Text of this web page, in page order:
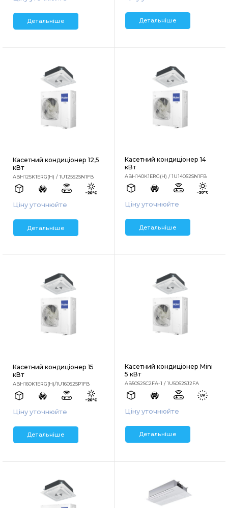
Детальніше Детальніше
Касетний кондиціонер 12,5
кВт
ABH125K1ERG(H) / 1U125S2SN1FB
Ціну уточнюйте
Детальніше
Касетний кондиціонер 14
кВт
ABH140K1ERG(H) / 1U140S2SN1FB
Ціну уточнюйте
Детальніше
Касетний кондиціонер 15
кВт
ABH160K1ERG(H)/1U160S2SP1FB
Ціну уточнюйте
Детальніше
Касетний кондиціонер Mini
5 кВт
AB50S2SC2FA-1 / 1U50S2SJ2FA
Ціну уточнюйте
Детальніше